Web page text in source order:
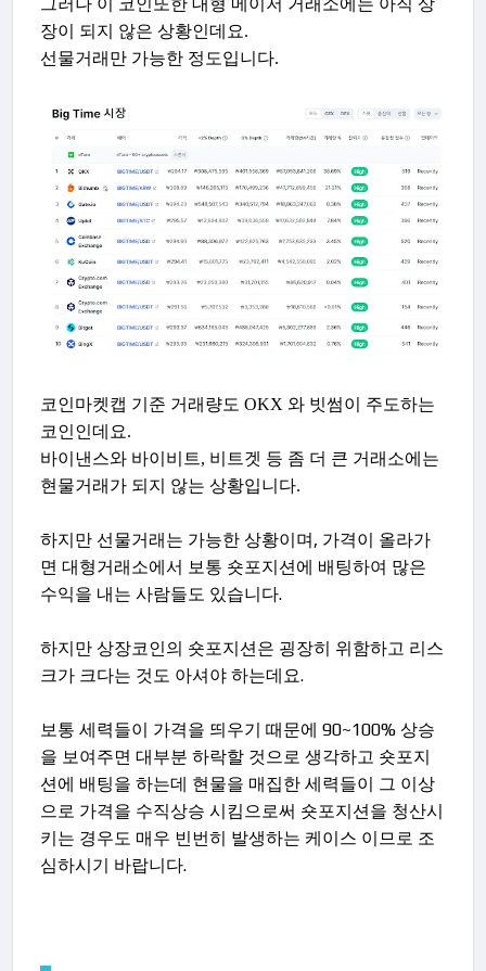
장이 되지 않은 상황인데요.
선물거래만 가능한 정도입니다.
코인마켓캡 기준 거래량도 OKX 와 빗썸이 주도하는
코인인데요.
바이낸스와 바이비트, 비트겟 등 좀 더 큰 거래소에는
현물거래가 되지 않는 상황입니다.
하지만 선물거래는 가능한 상황이며, 가격이 올라가
면 대형거래소에서 보통 숏포지션에 배팅하여 많은
수익을 내는 사람들도 있습니다.
하지만 상장코인의 숏포지션은 굉장히 위함하고 리스
크가 크다는 것도 아셔야 하는데요.
보통 세력들이 가격을 띄우기 때문에 90~100% 상승
을 보여주면 대부분 하락할 것으로 생각하고 숏포지
션에 배팅을 하는데 현물을 매집한 세력들이 그 이상
으로 가격을 수직상승 시킴으로써 숏포지션을 청산시
키는 경우도 매우 빈번히 발생하는 케이스 이므로 조
심하시기 바랍니다.